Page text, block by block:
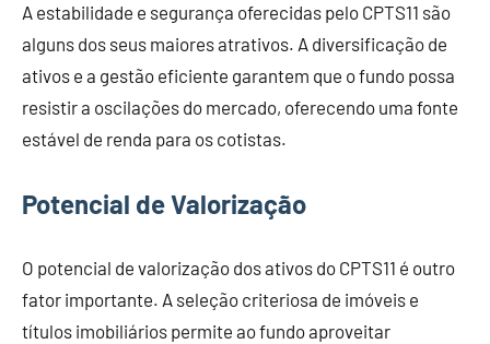
A estabilidade e segurança oferecidas pelo CPTS11 são
alguns dos seus maiores atrativos. A diversificação de
ativos e a gestão eficiente garantem que o fundo possa
resistir a oscilações do mercado, oferecendo uma fonte
estável de renda para os cotistas.
Potencial de Valorização
O potencial de valorização dos ativos do CPTS11 é outro
fator importante. A seleção criteriosa de imóveis e
títulos imobiliários permite ao fundo aproveitar